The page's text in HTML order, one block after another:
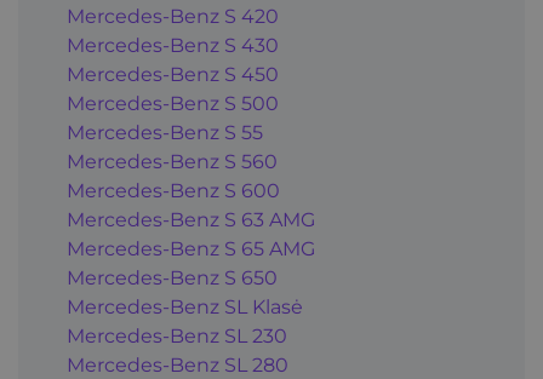
Mercedes-Benz S 420
Mercedes-Benz S 430
Mercedes-Benz S 450
Mercedes-Benz S 500
Mercedes-Benz S 55
Mercedes-Benz S 560
Mercedes-Benz S 600
Mercedes-Benz S 63 AMG
Mercedes-Benz S 65 AMG
Mercedes-Benz S 650
Mercedes-Benz SL Klasė
Mercedes-Benz SL 230
Mercedes-Benz SL 280